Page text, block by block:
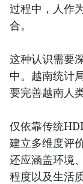
过程中，人作
合。
这种认识需要
中。越南统计
要完善越南人
仅依靠传统
建立多维度评
还应涵盖环境
程度以及生活